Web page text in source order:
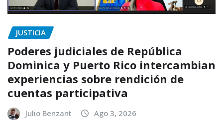
JUSTICIA
Poderes judiciales de República
Dominica y Puerto Rico intercambian
experiencias sobre rendición de
cuentas participativa
Julio Benzant Ago 3, 2026